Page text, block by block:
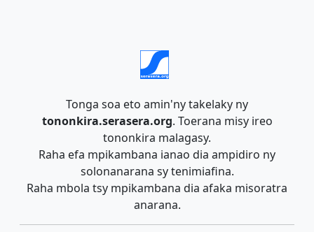
Tonga soa eto amin'ny takelaky ny
tononkira.serasera.org. Toerana misy ireo
tononkira malagasy.
Raha efa mpikambana ianao dia ampidiro ny
solonanarana sy tenimiafina.
Raha mbola tsy mpikambana dia afaka misoratra
anarana.